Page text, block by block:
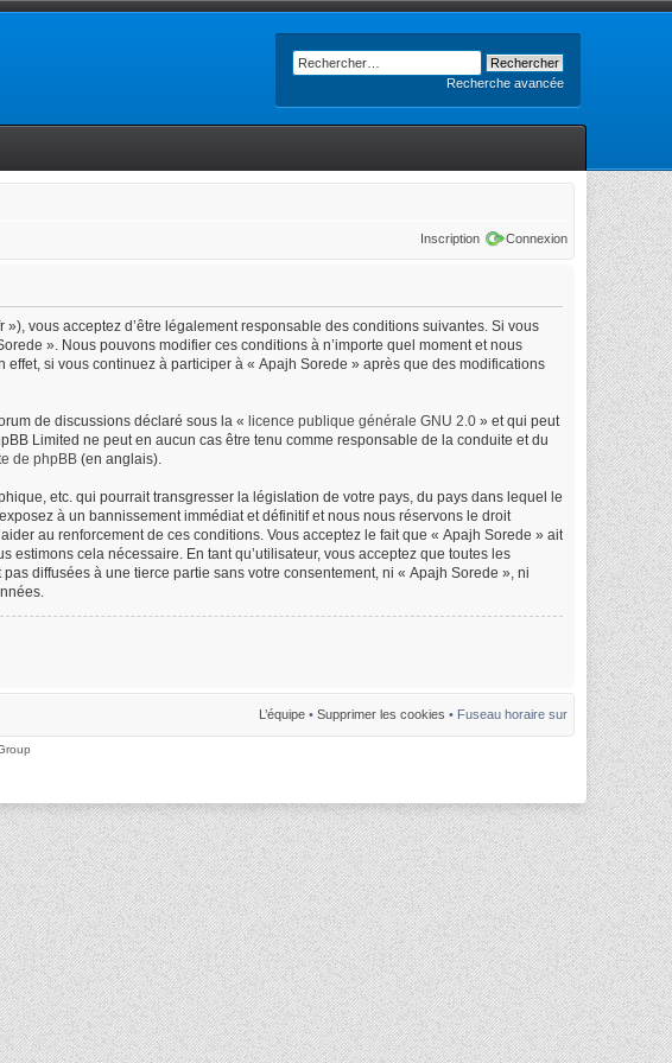
Recherche avancée
Inscription Connexion
vous acceptez d’être légalement responsable des conditions suivantes. Si vous
». Nous pouvons modifier ces conditions à n’importe quel moment et nous
si vous continuez à participer à « Apajh Sorede » après que des modifications
de discussions déclaré sous la « licence publique générale GNU 2.0 » et qui peut
Limited ne peut en aucun cas être tenu comme responsable de la conduite et du
de phpBB (en anglais).
etc. qui pourrait transgresser la législation de votre pays, du pays dans lequel le
à un bannissement immédiat et définitif et nous nous réservons le droit
au renforcement de ces conditions. Vous acceptez le fait que « Apajh Sorede » ait
estimons cela nécessaire. En tant qu’utilisateur, vous acceptez que toutes les
diffusées à une tierce partie sans votre consentement, ni « Apajh Sorede », ni
L’équipe • Supprimer les cookies • Fuseau horaire sur